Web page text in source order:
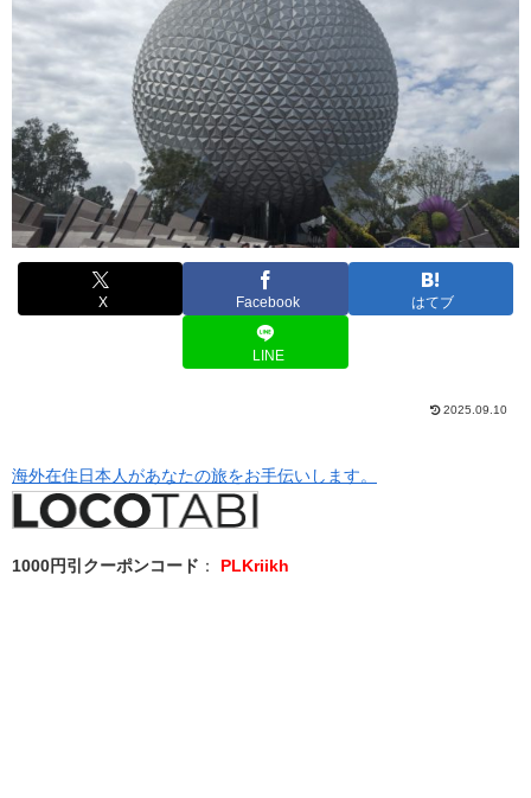
X Facebook はてブ
LINE
2025.09.10
海外在住日本人があなたの旅をお手伝いします。
1000円引クーポンコード ： PLKriikh